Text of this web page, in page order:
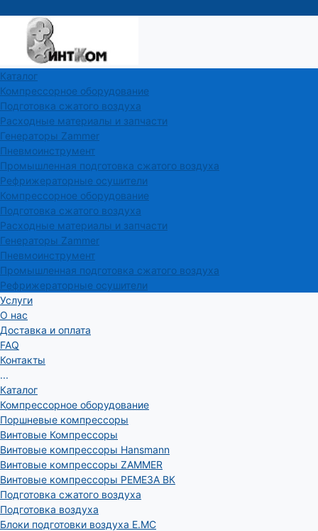
Каталог
Компрессорное оборудование
Подготовка сжатого воздуха
Расходные материалы и запчасти
Генераторы Zammer
Пневмоинструмент
Промышленная подготовка сжатого воздуха
Рефрижераторные осушители
Компрессорное оборудование
Подготовка сжатого воздуха
Расходные материалы и запчасти
Генераторы Zammer
Пневмоинструмент
Промышленная подготовка сжатого воздуха
Рефрижераторные осушители
Услуги
О нас
Доставка и оплата
FAQ
Контакты
...
Каталог
Компрессорное оборудование
Поршневые компрессоры
Винтовые Компрессоры
Винтовые компрессоры Hansmann
Винтовые компрессоры ZAMMER
Винтовые компрессоры РЕМЕЗА ВК
Подготовка сжатого воздуха
Подготовка воздуха
Блоки подготовки воздуха E.MC